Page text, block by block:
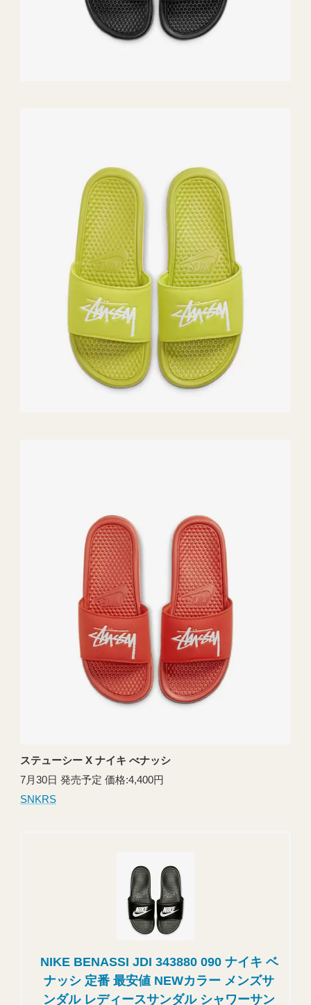
ステューシー X ナイキ べナッシ
7月30日 発売予定 価格:4,400円
SNKRS
NIKE BENASSI JDI 343880 090 ナイキ ベ
ナッシ 定番 最安値 NEWカラー メンズサ
ンダル レディースサンダル シャワーサン